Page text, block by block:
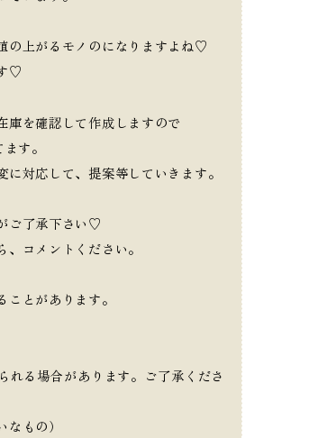
の上がるモノのになりますよね♡
♡
庫を確認して作成しますので
す。
対応して、提案等していきます。
ご了承下さい♡
コメントください。
とがあります。
れる場合があります。ご了承くださ
もの）